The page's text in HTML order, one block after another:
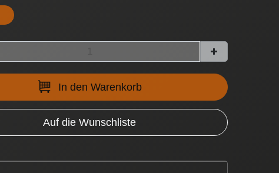
In den Warenkorb
Auf die Wunschliste